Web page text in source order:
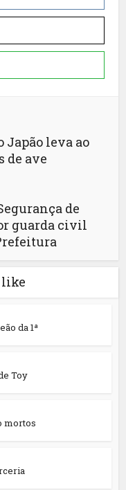
Japão leva ao
de ave
de
guarda civil
like
da 1ª
Toy
mortos